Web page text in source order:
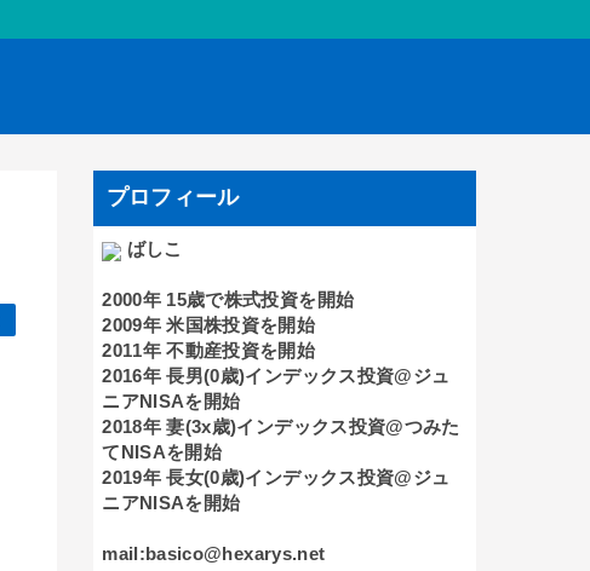
プロフィール
ばしこ
2000年 15歳で株式投資を開始
2009年 米国株投資を開始
2011年 不動産投資を開始
2016年 長男(0歳)インデックス投資@ジュ
ニアNISAを開始
2018年 妻(3x歳)インデックス投資@つみた
てNISAを開始
2019年 長女(0歳)インデックス投資@ジュ
ニアNISAを開始
mail:basico@hexarys.net